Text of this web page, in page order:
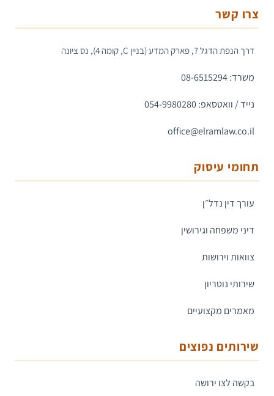
צרו קשר
דרך הנפת הדגל 7, פארק המדע (בניין C, קומה 4), נס ציונה
משרד: 08-6515294
נייד / וואטסאפ: 054-9980280
office@elramlaw.co.il
תחומי עיסוק
עורך דין נדל״ן
דיני משפחה וגירושין
צוואות וירושות
שירותי נוטריון
מאמרים מקצועיים
שירותים נפוצים
בקשה לצו ירושה